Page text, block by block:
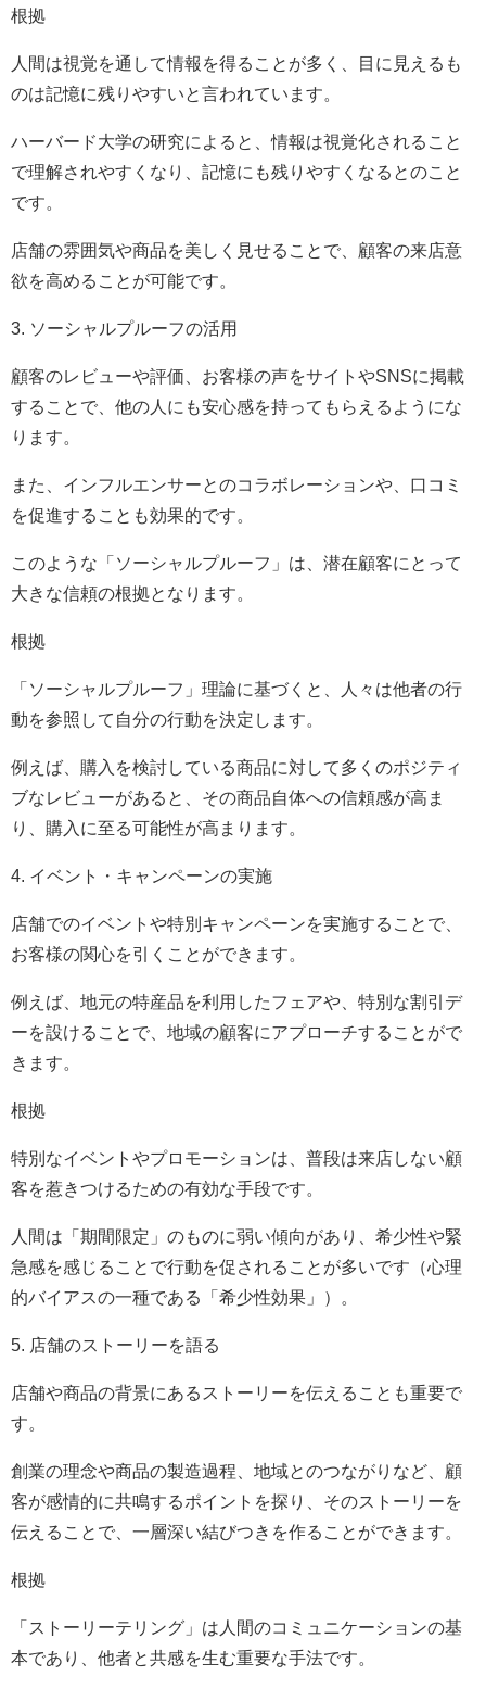
根拠
人間は視覚を通して情報を得ることが多く、目に見えるも
のは記憶に残りやすいと言われています。
ハーバード大学の研究によると、情報は視覚化されること
で理解されやすくなり、記憶にも残りやすくなるとのこと
です。
店舗の雰囲気や商品を美しく見せることで、顧客の来店意
欲を高めることが可能です。
3. ソーシャルプルーフの活用
顧客のレビューや評価、お客様の声をサイトやSNSに掲載
することで、他の人にも安心感を持ってもらえるようにな
ります。
また、インフルエンサーとのコラボレーションや、口コミ
を促進することも効果的です。
このような「ソーシャルプルーフ」は、潜在顧客にとって
大きな信頼の根拠となります。
根拠
「ソーシャルプルーフ」理論に基づくと、人々は他者の行
動を参照して自分の行動を決定します。
例えば、購入を検討している商品に対して多くのポジティ
ブなレビューがあると、その商品自体への信頼感が高ま
り、購入に至る可能性が高まります。
4. イベント・キャンペーンの実施
店舗でのイベントや特別キャンペーンを実施することで、
お客様の関心を引くことができます。
例えば、地元の特産品を利用したフェアや、特別な割引デ
ーを設けることで、地域の顧客にアプローチすることがで
きます。
根拠
特別なイベントやプロモーションは、普段は来店しない顧
客を惹きつけるための有効な手段です。
人間は「期間限定」のものに弱い傾向があり、希少性や緊
急感を感じることで行動を促されることが多いです（心理
的バイアスの一種である「希少性効果」）。
5. 店舗のストーリーを語る
店舗や商品の背景にあるストーリーを伝えることも重要で
す。
創業の理念や商品の製造過程、地域とのつながりなど、顧
客が感情的に共鳴するポイントを探り、そのストーリーを
伝えることで、一層深い結びつきを作ることができます。
根拠
「ストーリーテリング」は人間のコミュニケーションの基
本であり、他者と共感を生む重要な手法です。